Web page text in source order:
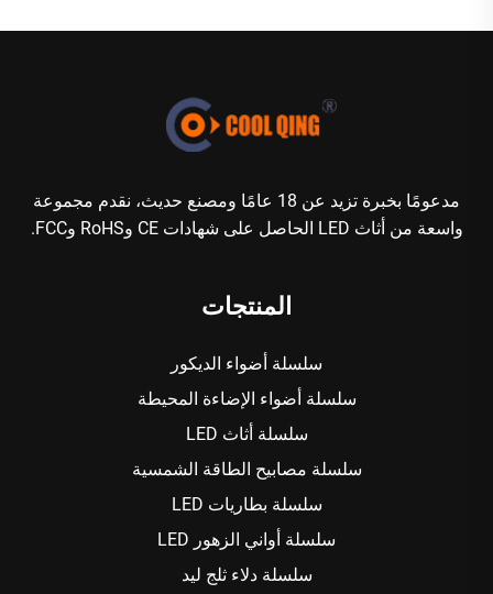
مدعومًا بخبرة تزيد عن 18 عامًا ومصنع حديث، نقدم مجموعة
واسعة من أثاث LED الحاصل على شهادات CE وRoHS وFCC.
المنتجات
سلسلة أضواء الديكور
سلسلة أضواء الإضاءة المحيطة
سلسلة أثاث LED
سلسلة مصابيح الطاقة الشمسية
سلسلة بطاريات LED
سلسلة أواني الزهور LED
سلسلة دلاء ثلج ليد